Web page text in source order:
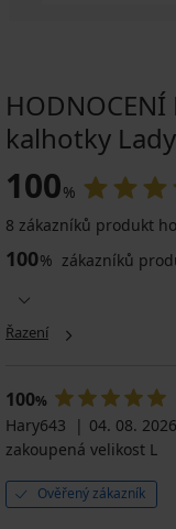
HODNOCENÍ
kalhotky
100%
8 zákazníků produkt
100% zákazníků
Řazení
100%
Hary643
04. 08. 2026
zakoupená velikost L
Ověřený zákazník